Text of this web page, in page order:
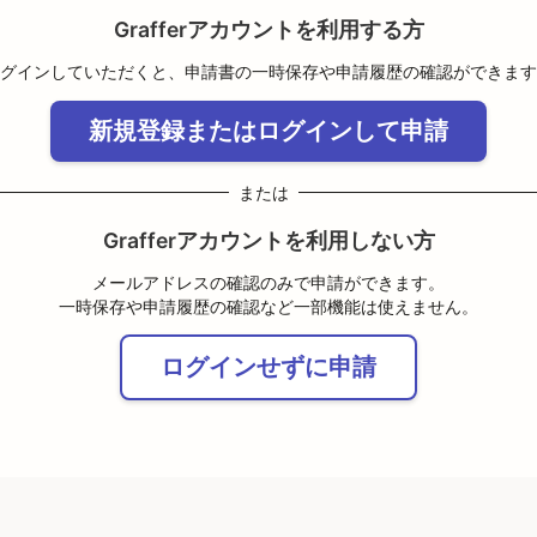
Grafferアカウントを利用する方
インしていただくと、申請書の一時保存や申請履歴の確認ができま
新規登録またはログインして申請
または
Grafferアカウントを利用しない方
メールアドレスの確認のみで申請ができます。
一時保存や申請履歴の確認など一部機能は使えません。
ログインせずに申請